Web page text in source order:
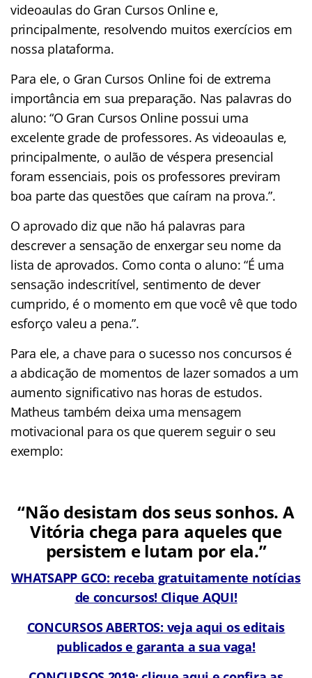
videoaulas do Gran Cursos Online e,
principalmente, resolvendo muitos exercícios em
nossa plataforma.
Para ele, o Gran Cursos Online foi de extrema
importância em sua preparação. Nas palavras do
aluno: “O Gran Cursos Online possui uma
excelente grade de professores. As videoaulas e,
principalmente, o aulão de véspera presencial
foram essenciais, pois os professores previram
boa parte das questões que caíram na prova.”.
O aprovado diz que não há palavras para
descrever a sensação de enxergar seu nome da
lista de aprovados. Como conta o aluno: “É uma
sensação indescritível, sentimento de dever
cumprido, é o momento em que você vê que todo
esforço valeu a pena.”.
Para ele, a chave para o sucesso nos concursos é
a abdicação de momentos de lazer somados a um
aumento significativo nas horas de estudos.
Matheus também deixa uma mensagem
motivacional para os que querem seguir o seu
exemplo:
“Não desistam dos seus sonhos. A
Vitória chega para aqueles que
persistem e lutam por ela.”
WHATSAPP GCO: receba gratuitamente notícias
de concursos! Clique AQUI!
CONCURSOS ABERTOS: veja aqui os editais
publicados e garanta a sua vaga!